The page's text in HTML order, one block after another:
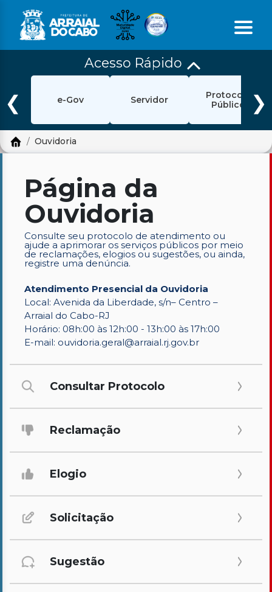
Início
Ouvidoria
Portal Cidadão
Política de Privacidade
Prefeitura
Diário Oficial
Processo Seletivo
Ouvidoria | e-Sic
Cursos
Acesso Rápido
❮ e-Gov Servidor
Protocolo
Público
❯
Ouvidoria
Página da
Ouvidoria
Consulte seu protocolo de atendimento ou
ajude a aprimorar os serviços públicos por meio
de reclamações, elogios ou sugestões, ou ainda,
registre uma denúncia.
Atendimento Presencial da Ouvidoria
Local: Avenida da Liberdade, s/n– Centro –
Arraial do Cabo-RJ
Horário: 08h:00 às 12h:00 - 13h:00 às 17h:00
E-mail: ouvidoria.geral@arraial.rj.gov.br
Consultar Protocolo
Reclamação
Elogio
Solicitação
Sugestão